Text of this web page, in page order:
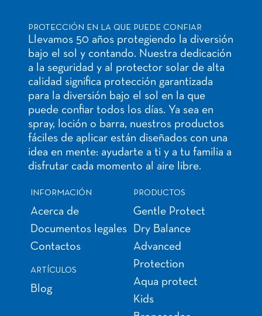
PROTECCIÓN EN LA QUE PUEDE CONFIAR
Llevamos 50 años protegiendo la diversión
bajo el sol y contando. Nuestra dedicación
a la seguridad y al protector solar de alta
calidad significa protección garantizada
para la diversión bajo el sol en la que
puede confiar todos los días. Ya sea en
spray, loción o barra, nuestros productos
fáciles de aplicar están diseñados con una
idea en mente: ayudarte a ti y a tu familia a
disfrutar cada momento al aire libre.
INFORMACIÓN
Acerca de
Documentos legales
Contactos
ARTÍCULOS
Blog
PRODUCTOS
Gentle Protect
Dry Balance
Advanced
Protection
Aqua protect
Kids